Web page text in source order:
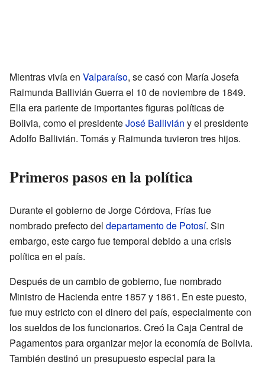
Mientras vivía en Valparaíso, se casó con María Josefa
Raimunda Ballivián Guerra el 10 de noviembre de 1849.
Ella era pariente de importantes figuras políticas de
Bolivia, como el presidenteJosé Ballivián y el presidente
Adolfo Ballivián. Tomás y Raimunda tuvieron tres hijos.
Primeros pasos en la política
Durante el gobierno de Jorge Córdova, Frías fue
nombrado prefecto del departamento de Potosí. Sin
embargo, este cargo fue temporal debido a una crisis
política en el país.
Después de un cambio de gobierno, fue nombrado
Ministro de Hacienda entre 1857 y 1861. En este puesto,
fue muy estricto con el dinero del país, especialmente con
los sueldos de los funcionarios. Creó la Caja Central de
Pagamentos para organizar mejor la economía de Bolivia.
También destinó un presupuesto especial para la